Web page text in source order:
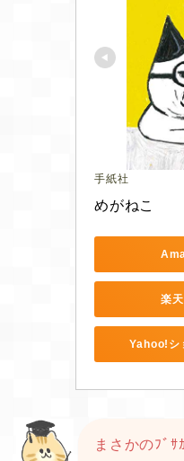
手紙社
めがねこ
楽
Yahoo!シ
まさかのﾌﾞ